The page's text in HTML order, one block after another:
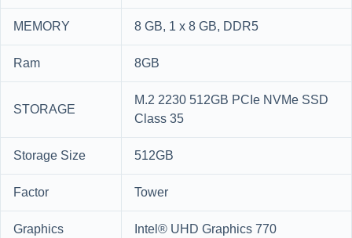
MEMORY
8 GB, 1 x 8 GB, DDR5
Ram
8GB
STORAGE
M.2 2230 512GB PCIe NVMe SSD
Class 35
Storage Size
512GB
Factor
Tower
Graphics
Intel® UHD Graphics 770